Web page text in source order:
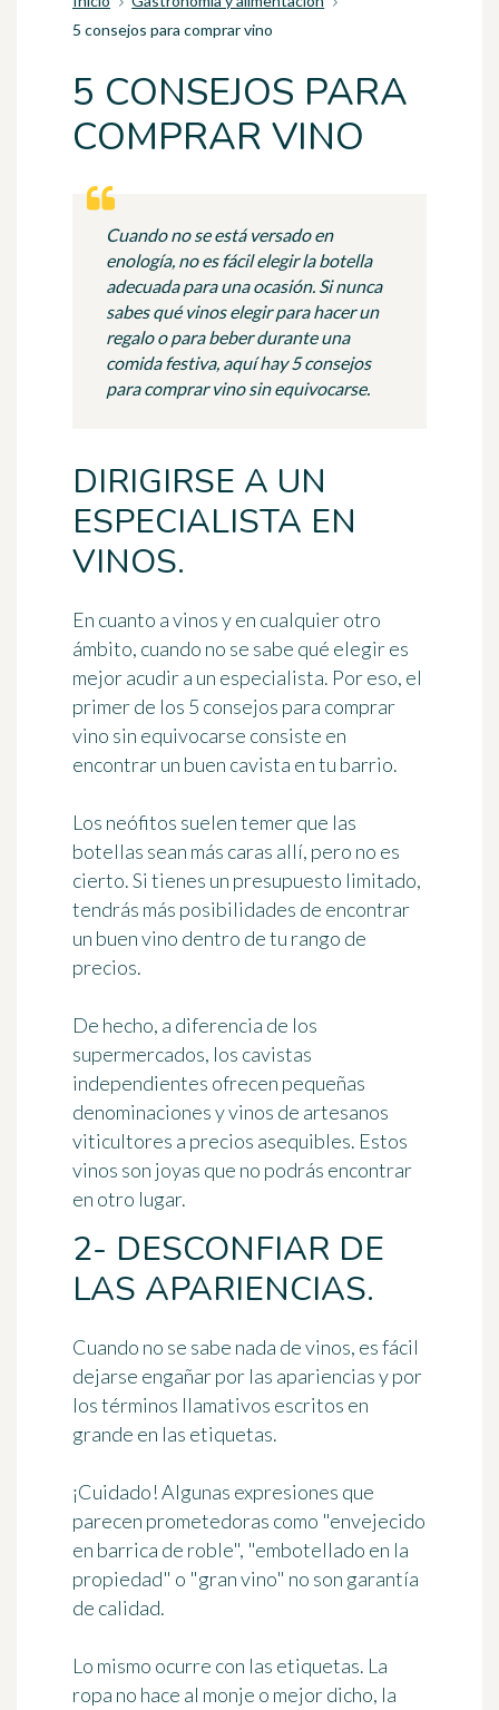
5 consejos para comprar vino
5 CONSEJOS PARA
COMPRAR VINO
Cuando no se está versado en
enología, no es fácil elegir la botella
adecuada para una ocasión. Si nunca
sabes qué vinos elegir para hacer un
regalo o para beber durante una
comida festiva, aquí hay 5 consejos
para comprar vino sin equivocarse.
DIRIGIRSE A UN
ESPECIALISTA EN
VINOS.
En cuanto a vinos y en cualquier otro
ámbito, cuando no se sabe qué elegir es
mejor acudir a un especialista. Por eso, el
primer de los 5 consejos para comprar
vino sin equivocarse consiste en
encontrar un buen cavista en tu barrio.
Los neófitos suelen temer que las
botellas sean más caras allí, pero no es
cierto. Si tienes un presupuesto limitado,
tendrás más posibilidades de encontrar
un buen vino dentro de tu rango de
precios.
De hecho, a diferencia de los
supermercados, los cavistas
independientes ofrecen pequeñas
denominaciones y vinos de artesanos
viticultores a precios asequibles. Estos
vinos son joyas que no podrás encontrar
en otro lugar.
2- DESCONFIAR DE
LAS APARIENCIAS.
Cuando no se sabe nada de vinos, es fácil
dejarse engañar por las apariencias y por
los términos llamativos escritos en
grande en las etiquetas.
¡Cuidado! Algunas expresiones que
parecen prometedoras como "envejecido
en barrica de roble", "embotellado en la
propiedad" o "gran vino" no son garantía
de calidad.
Lo mismo ocurre con las etiquetas. La
ropa no hace al monje o mejor dicho, la